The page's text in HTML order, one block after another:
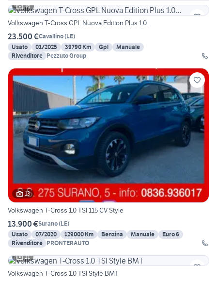
16
Volkswagen T-Cross GPL Nuova Edition Plus 1.0...
23.500 €Cavallino(LE)
Usato
01/2025 39790 Km Gpl
Manuale
Rivenditore Pezzuto Group
13
Volkswagen T-Cross 1.0 TSI 115 CV Style
13.900 €Surano(LE)
Usato
07/2020 129000 Km Benzina Manuale
Euro 6
Rivenditore PRONTERAUTO
11
Volkswagen T-Cross 1.0 TSI Style BMT